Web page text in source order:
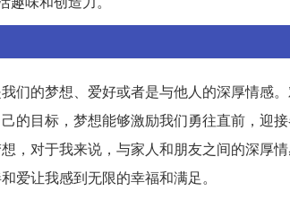
们的梦想、爱好或者是与他人的深厚情感
的目标，梦想能够激励我们勇往直前，迎
对于我来说，与家人和朋友之间的深厚情
爱让我感到无限的幸福和满足。